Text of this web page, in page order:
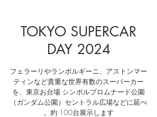
TOKYO SUPERCAR
DAY 2024
フェラーリやランボルギーニ、アストンマー
ティンなど貴重な世界有数のスーパーカー
を、東京お台場 シンボルプロムナード公園
（ガンダム公園）セントラル広場などに延べ